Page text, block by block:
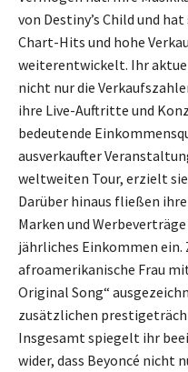
von Destiny’s Child und
Chart-Hits und hohe
weiterentwickelt. Ihr
nicht nur die
ihre Live-Auftritte und
bedeutende
ausverkaufter
weltweiten Tour, erzielt
Darüber hinaus fließen
Marken und
jährliches Einkommen ein.
afroamerikanische Frau
Original Song“
zusätzlichen
Insgesamt spiegelt ihr
wider, dass Beyoncé nicht